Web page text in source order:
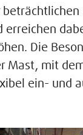
beträchtlichen
erreichen
Die
Mast, mit
ein- und